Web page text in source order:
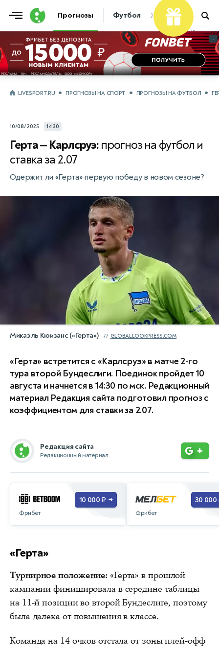
Прогнозы Футбол Хоккей Теннис
...
...
LIVESPORT.RU ПРОГНОЗЫ НА СПОРТ ПРОГНОЗЫ НА ФУТБОЛ
10/08/2025 14:30
Герта — Карлсруэ: прогноз на футбол и
ставка за 2.07
Одержит ли «Герта» первую победу в новом сезоне?
Микаэль Кюизанс («Герта») GLOBALLOOKPRESS.COM
«Герта» встретится с «Карлсруэ» в матче 2-го
тура второй Бундеслиги. Поединок пройдет 10
августа и начнется в 14:30 по мск. Редакционный
материал Редакция сайта подготовил прогноз с
коэффициентом для ставки за 2.07.
Редакция сайта
Редакционный материал +
Фрибет
10 000 ₽ →
Фрибет
30 000
«Герта»
Турнирное положение: «Герта» в прошлой
кампании финишировала в середине таблицы
на 11-й позиции во второй Бундеслиге, поэтому
была далека от повышения в классе.
Команда на 14 очков отстала от зоны плей-офф